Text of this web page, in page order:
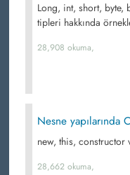
Long, int, short, byte,
tipleri hakkında
28,908 okuma,
Nesne yapılarında
new, this, constructor
28,662 okuma,